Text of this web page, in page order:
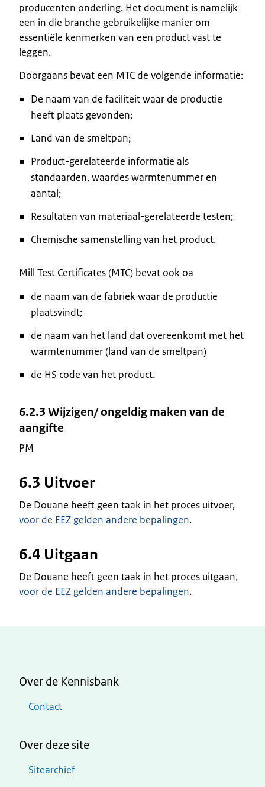
producenten onderling. Het document is namelijk
een in die branche gebruikelijke manier om
essentiële kenmerken van een product vast te
leggen.
Doorgaans bevat een MTC de volgende informatie:
De naam van de faciliteit waar de productie
heeft plaats gevonden;
Land van de smeltpan;
Product-gerelateerde informatie als
standaarden, waardes warmtenummer en
aantal;
Resultaten van materiaal-gerelateerde testen;
Chemische samenstelling van het product.
Mill Test Certificates (MTC) bevat ook oa
de naam van de fabriek waar de productie
plaatsvindt;
de naam van het land dat overeenkomt met het
warmtenummer (land van de smeltpan)
de HS code van het product.
6.2.3 Wijzigen/ ongeldig maken van de
aangifte
PM
6.3 Uitvoer
De Douane heeft geen taak in het proces uitvoer,
voor de EEZ gelden andere bepalingen.
6.4 Uitgaan
De Douane heeft geen taak in het proces uitgaan,
voor de EEZ gelden andere bepalingen.
Over de Kennisbank
Contact
Over deze site
Sitearchief